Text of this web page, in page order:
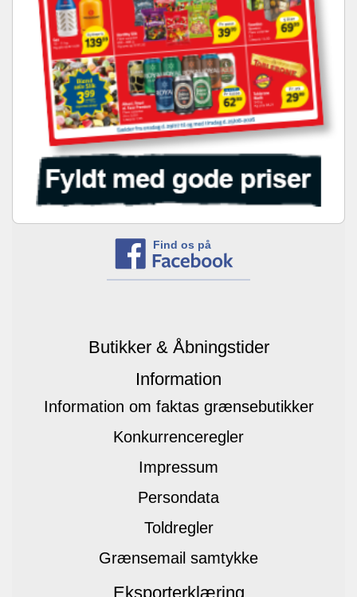
Find os på
Butikker & Åbningstider
Information
Information om faktas grænsebutikker
Konkurrenceregler
Impressum
Persondata
Toldregler
Grænsemail samtykke
Eksporterklæring